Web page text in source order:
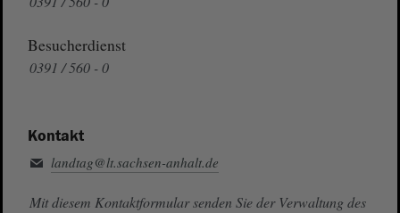
Besucherdienst
0391 / 560 - 0
Kontakt
landtag@lt.sachsen-anhalt.de
Mit diesem Kontaktformular senden Sie der Verwaltung des